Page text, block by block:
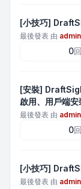
[小技巧]
最後發表 由 admin
0
[安裝]
啟用、用戶端
最後發表 由 admin
0
[小技巧]
最後發表 由 admin